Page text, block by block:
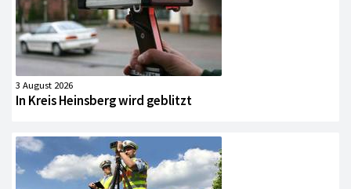
3 August 2026
In Kreis Heinsberg wird geblitzt